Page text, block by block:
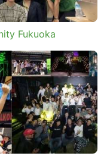
Fukuoka